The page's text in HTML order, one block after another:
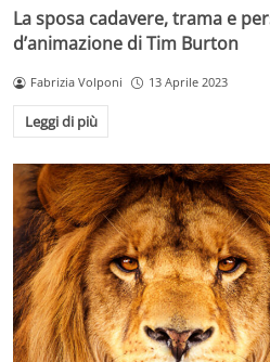
La sposa cadavere, trama e
d’animazione di Tim Burton
Fabrizia Volponi 13 Aprile 2023
Leggi di più